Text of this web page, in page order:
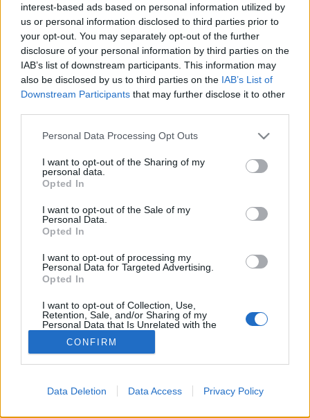
interest-based ads based on personal information utilized by
us or personal information disclosed to third parties prior to
your opt-out. You may separately opt-out of the further
disclosure of your personal information by third parties on the
IAB’s list of downstream participants. This information may
also be disclosed by us to third parties on the IAB’s List of
Downstream Participants that may further disclose it to other
Please note that this website/app uses one or more Google
not limited to your visit or usage behaviour. You may click to
grant or deny consent to Google and its third-party tags to
use your data for below specified purposes in below Google
consent section.
Personal Data Processing Opt Outs
I want to opt-out of the Sharing of my
personal data.
Opted In
I want to opt-out of the Sale of my
Personal Data.
Opted In
I want to opt-out of processing my
Personal Data for Targeted Advertising.
Opted In
I want to opt-out of Collection, Use,
Retention, Sale, and/or Sharing of my
Personal Data that Is Unrelated with the
Purposes for which it was collected.
Opted Out
I want to allow Google to enable storage
related to advertising like cookies on web or
CONFIRM
Data Deletion Data Access Privacy Policy
Juhari Zsuzsanna• 2011. július 17.
Túl vagyunk a 10 000. oldalletöltésen a blog 2,5
hónapos működése alatt. Ez alkalomból úgy
gondoltam, érdemes egy kis számvetést csinálni.
Mindent nem osztok meg veletek, de azt feltétlenül,
Mégsem Vincent - inkább Theo
Juhari Zsuzsanna•
Az amszterdami Van Gogh Múzeum
művészettörténészei azt állítják, felfedezték, hogy
valójában öccsét, Theót ábrázolja. A jelenlegi
szakértői vélemények szerint Vincent van Gogh